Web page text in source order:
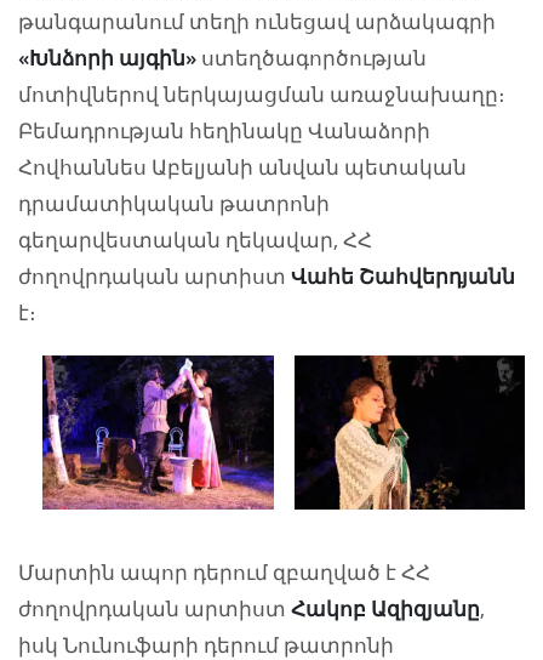
թանգարանում տեղի ունեցավ արձակագրի
«Խնձորի այգին» ստեղծագործության
մոտիվներով ներկայացման առաջնախաղը։
Բեմադրության հեղինակը Վանաձորի
Հովհաննես Աբելյանի անվան պետական
դրամատիկական թատրոնի
գեղարվեստական ղեկավար, ՀՀ
ժողովրդական արտիստ Վահե Շահվերդյանն
է։
Մարտին ապոր դերում զբաղված է ՀՀ
ժողովրդական արտիստ Հակոբ Ազիզյանը,
իսկ Նունուֆարի դերում թատրոնի